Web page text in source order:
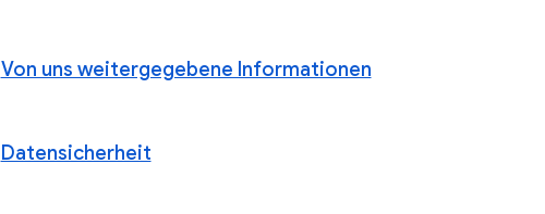
Von uns weitergegebene Informationen
Datensicherheit